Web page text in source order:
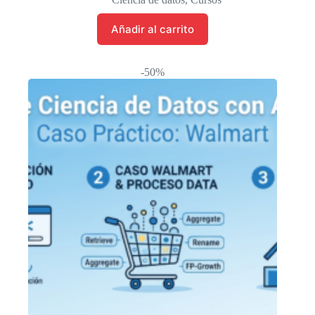
era:
$ 224.021.
es:
$ 112.010.
Añadir al carrito
-50%